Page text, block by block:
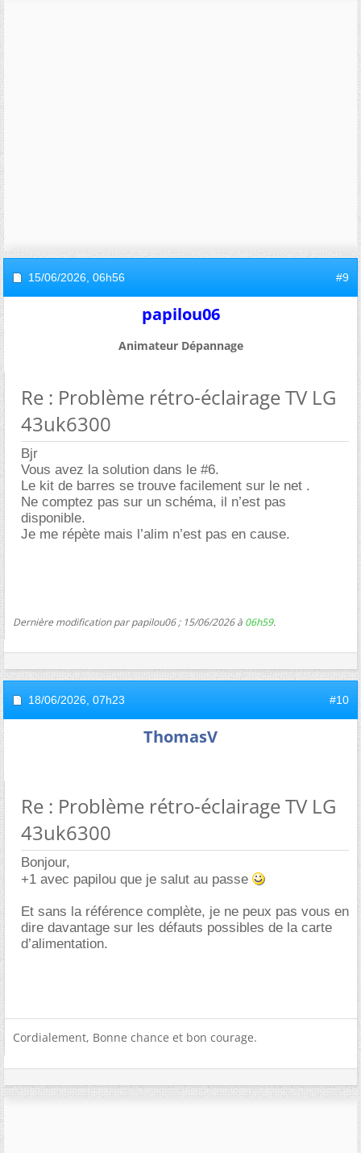
15/06/2026, 06h56 #9
papilou06
Animateur Dépannage
Re : Problème rétro-éclairage TV LG
43uk6300
Bjr
Vous avez la solution dans le #6.
Le kit de barres se trouve facilement sur le net .
Ne comptez pas sur un schéma, il n’est pas
disponible.
Je me répète mais l’alim n’est pas en cause.
Dernière modification par papilou06 ; 15/06/2026 à 06h59.
18/06/2026, 07h23 #10
ThomasV
Re : Problème rétro-éclairage TV LG
43uk6300
Bonjour,
+1 avec papilou que je salut au passe
Et sans la référence complète, je ne peux pas vous en
dire davantage sur les défauts possibles de la carte
d’alimentation.
Cordialement, Bonne chance et bon courage.